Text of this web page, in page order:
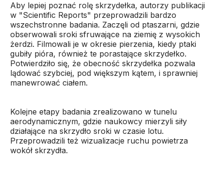
Aby lepiej poznać rolę skrzydełka, autorzy publikacji
w "Scientific Reports" przeprowadzili bardzo
wszechstronne badania. Zaczęli od ptaszarni, gdzie
obserwowali sroki sfruwające na ziemię z wysokich
żerdzi. Filmowali je w okresie pierzenia, kiedy ptaki
gubiły pióra, również te porastające skrzydełko.
Potwierdziło się, że obecność skrzydełka pozwala
lądować szybciej, pod większym kątem, i sprawniej
manewrować ciałem.
Kolejne etapy badania zrealizowano w tunelu
aerodynamicznym, gdzie naukowcy mierzyli siły
działające na skrzydło sroki w czasie lotu.
Przeprowadzili też wizualizacje ruchu powietrza
wokół skrzydła.